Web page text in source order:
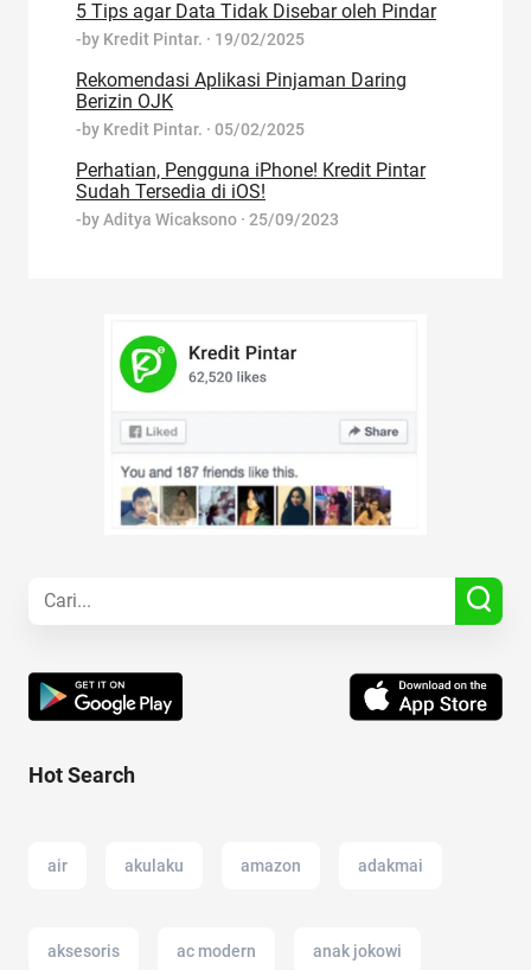
5 Tips agar Data Tidak Disebar oleh Pindar
-by Kredit Pintar. · 19/02/2025
Rekomendasi Aplikasi Pinjaman Daring
Berizin OJK
-by Kredit Pintar. · 05/02/2025
Perhatian, Pengguna iPhone! Kredit Pintar
Sudah Tersedia di iOS!
-byAditya Wicaksono · 25/09/2023
Hot Search
air akulaku amazon adakmai
aksesoris ac modern anak jokowi